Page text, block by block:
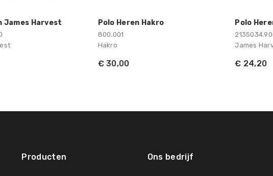
James Harvest Polo Heren Hakro
800.001
Hakro
€ 30,00
Polo
James
€ 24,20
Producten Ons bedrijf